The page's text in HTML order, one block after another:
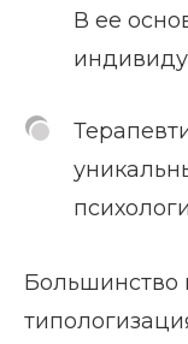
В ее
Большинство